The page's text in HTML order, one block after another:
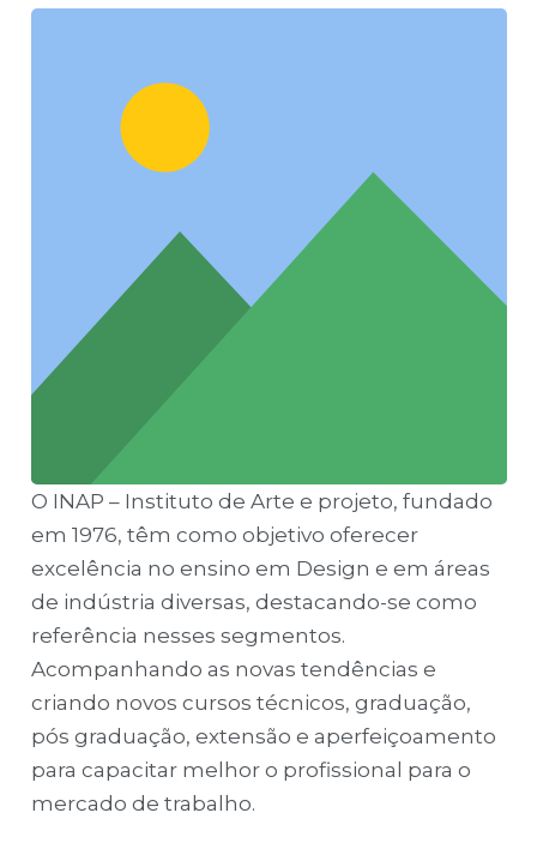
O INAP – Instituto de Arte e projeto, fundado
em 1976, têm como objetivo oferecer
excelência no ensino em Design e em áreas
de indústria diversas, destacando-se como
referência nesses segmentos.
Acompanhando as novas tendências e
criando novos cursos técnicos, graduação,
pós graduação, extensão e aperfeiçoamento
para capacitar melhor o profissional para o
mercado de trabalho.